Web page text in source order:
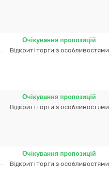
Очікування пропозицій
Відкриті торги з особливостями
Очікування пропозицій
Відкриті торги з особливостями
Очікування пропозицій
Відкриті торги з особливостями